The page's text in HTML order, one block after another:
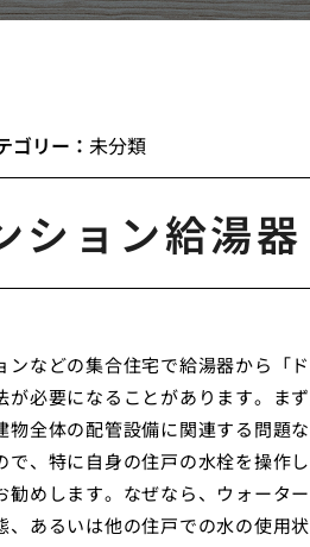
未分類
ション給湯
ンなどの集合住宅で給湯器から「
が必要になることがあります。ま
物全体の配管設備に関連する問題
で、特に自身の住戸の水栓を操作
勧めします。なぜなら、ウォータ
、あるいは他の住戸での水の使用